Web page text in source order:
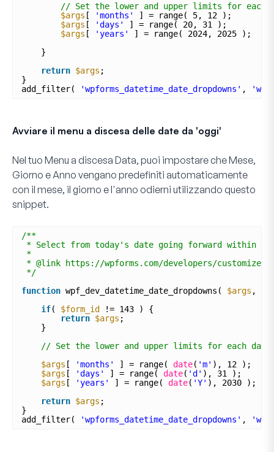
// Set the lower and upper limits for each
$args [ 'months'
] = range( 5, 12 );
$args [ 'days'
] = range( 20, 31 );
$args [ 'years'
] = range( 2024, 2025 );
}
return $args ;
}
add_filter(
'wpforms_datetime_date_dropdowns' ,
Avviare il menu a discesa delle date da 'oggi'
Nel tuo Menu a discesa Data, puoi impostare cheMese,
Giorno e Anno vengano predefiniti automaticamente
con il mese, il giorno e l'anno odierni utilizzando questo
snippet.
/**
* Select from today's date going forward within
*
* @link https://wpforms.com/developers/
*/
function wpf_dev_datetime_date_dropdowns( $args ,
if( $form_id
!= 143 ) {
return $args ;
}
// Set the lower and upper limits for each date
$args [ 'months' ] = range( date( 'm' ), 12 );
$args [ 'days' ] = range( date( 'd' ), 31 );
$args [ 'years' ] = range( date( 'Y' ), 2030 );
return $args ;
}
add_filter(
'wpforms_datetime_date_dropdowns' ,